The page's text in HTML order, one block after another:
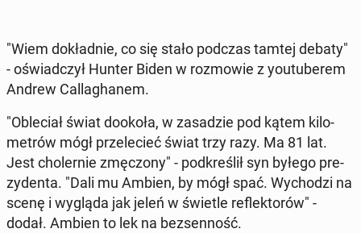
"Wiem do­kład­nie, co się stało podczas tamtej debaty"
- oświad­czył Hunter Biden w roz­mo­wie z youtu­be­rem
Andrew Cal­la­gha­nem.
"Ob­le­ciał świat dookoła, w za­sa­dzie pod kątem ki­lo­
me­trów mógł prze­le­cieć świat trzy razy. Ma 81 lat.
Jest cho­ler­nie zmę­czo­ny" - pod­kre­ślił syn byłego pre­
zy­den­ta. "Dali mu Ambien, by mógł spać. Wy­cho­dzi na
scenę i wygląda jak jeleń w świetle re­flek­to­rów" -
dodał. Ambien to lek na bez­sen­ność.